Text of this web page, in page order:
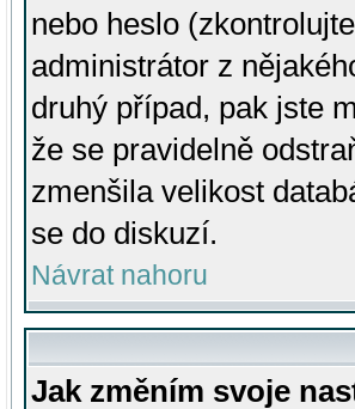
nebo heslo
administrátor z
druhý případ, pak jste
že se pravidelně
zmenšila velikost
se do diskuzí.
Návrat nahoru
Jak změním svoje